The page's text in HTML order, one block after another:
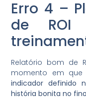
Erro 4 –
de ROI
Relatório bom de
momento em
indicador definido
história bonita no